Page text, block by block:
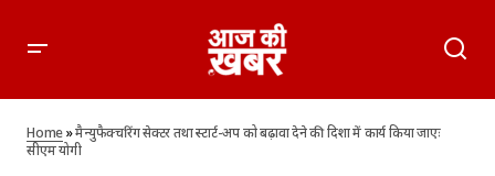
जाएः सीएम योगी
Home»मैन्युफैक्चरिंग सेक्टर तथा स्टार्ट-अप को बढ़ावा देने की दिशा में कार्य किया जाएः
सीएम योगी